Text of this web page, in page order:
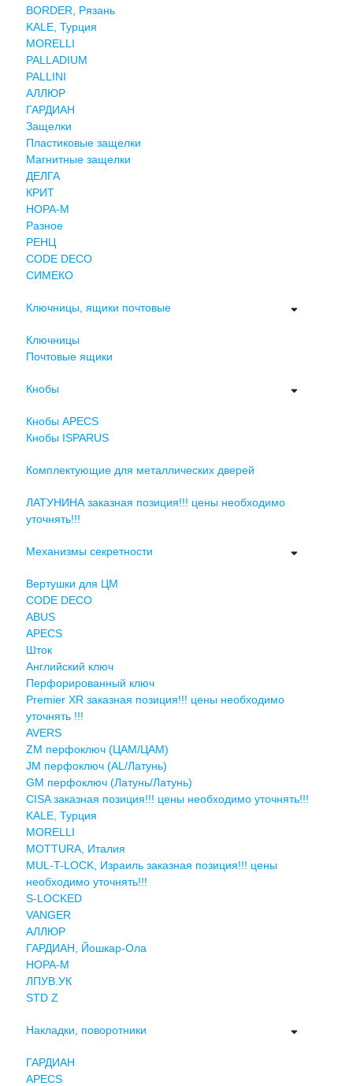
BORDER, Рязань
KALE, Турция
MORELLI
PALLADIUM
PALLINI
АЛЛЮР
ГАРДИАН
Защелки
Пластиковые защелки
Магнитные защелки
ДЕЛГА
КРИТ
НОРА-М
Разное
РЕНЦ
СODE DECO
СИМЕКО
Ключницы, ящики почтовые
Ключницы
Почтовые ящики
Кнобы
Кнобы APECS
Кнобы ISPARUS
Комплектующие для металлических дверей
ЛАТУНИНА заказная позиция!!! цены необходимо
уточнять!!!
Механизмы секретности
Вертушки для ЦМ
CODE DECO
ABUS
APECS
Шток
Английский ключ
Перфорированный ключ
Premier XR заказная позиция!!! цены необходимо
уточнять !!!
AVERS
ZM перфоключ (ЦАМ/ЦАМ)
JМ перфоключ (АL/Латунь)
GM перфоключ (Латунь/Латунь)
CISA заказная позиция!!! цены необходимо уточнять!!!
KALE, Турция
MORELLI
MOTTURA, Италия
MUL-T-LOCK, Израиль заказная позиция!!! цены
необходимо уточнять!!!
S-LOCKED
VANGER
АЛЛЮР
ГАРДИАН, Йошкар-Ола
НОРА-М
ЛПУВ.УК
STD Z
Накладки, поворотники
ГАРДИАН
APECS